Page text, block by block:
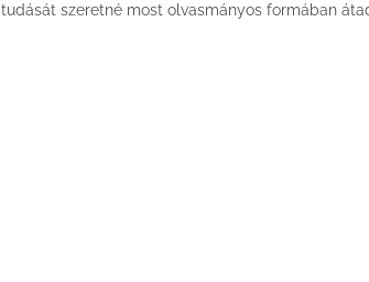
tudását szeretné most olvasmányos formában